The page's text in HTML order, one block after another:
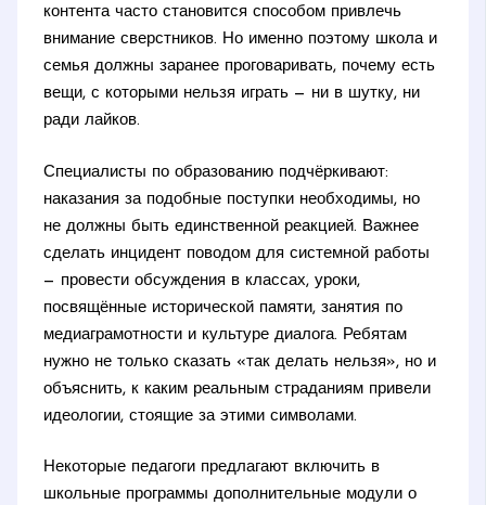
контента часто становится способом привлечь
внимание сверстников. Но именно поэтому школа и
семья должны заранее проговаривать, почему есть
вещи, с которыми нельзя играть — ни в шутку, ни
ради лайков.
Специалисты по образованию подчёркивают:
наказания за подобные поступки необходимы, но
не должны быть единственной реакцией. Важнее
сделать инцидент поводом для системной работы
— провести обсуждения в классах, уроки,
посвящённые исторической памяти, занятия по
медиаграмотности и культуре диалога. Ребятам
нужно не только сказать «так делать нельзя», но и
объяснить, к каким реальным страданиям привели
идеологии, стоящие за этими символами.
Некоторые педагоги предлагают включить в
школьные программы дополнительные модули о